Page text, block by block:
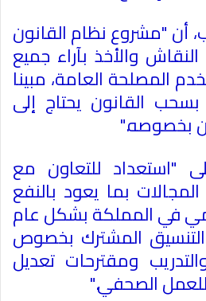
أن "مشروع نظام القانون
والأخذ بآراء جميع
المصلحة العامة، مبينا
القانون يحتاج إلى
بخصوصه".
"استعداد للتعاون مع
بما يعود بالنفع
في المملكة بشكل عام
المشترك بخصوص
ومقترحات تعديل
للعمل الصحفي".